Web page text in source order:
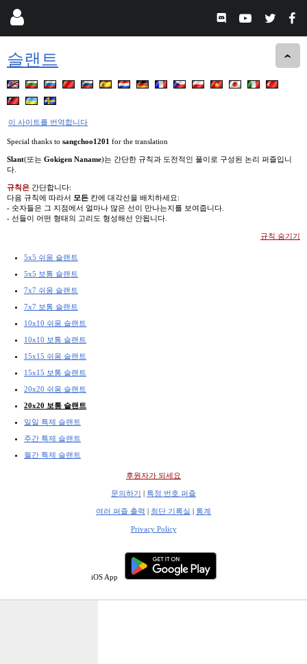
슬랜트
이 사이트를 번역합니다
Special thanks to sangchoo1201 for the translation
Slant(또는 Gokigen Naname)는 간단한 규칙과 도전적인 풀이로 구성된 논리 퍼즐입니
다.
규칙은 간단합니다:
다음 규칙에 따라서 모든 칸에 대각선을 배치하세요:
- 숫자들은 그 지점에서 얼마나 많은 선이 만나는지를 보여줍니다.
- 선들이 어떤 형태의 고리도 형성해선 안됩니다.
규칙 숨기기
5x5 쉬움 슬랜트
5x5 보통 슬랜트
7x7 쉬움 슬랜트
7x7 보통 슬랜트
10x10 쉬움 슬랜트
10x10 보통 슬랜트
15x15 쉬움 슬랜트
15x15 보통 슬랜트
20x20 쉬움 슬랜트
20x20 보통 슬랜트
일일 특제 슬랜트
주간 특제 슬랜트
월간 특제 슬랜트
후원자가 되세요
문의하기 | 특정 번호 퍼즐
여러 퍼즐 출력 | 최단 기록실 | 통계
Privacy Policy
iOS App